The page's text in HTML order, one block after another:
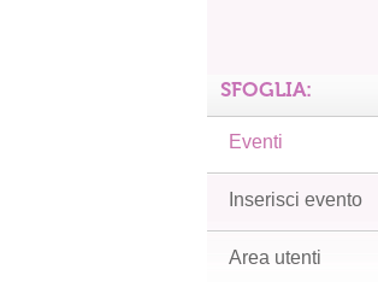
SFOGLIA:
Eventi
Inserisci evento
Area utenti